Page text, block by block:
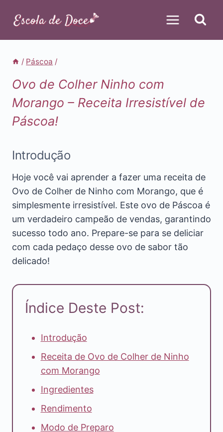
para
/ Páscoa /
Ovo de Colher Ninho com
Morango – Receita Irresistível de
Páscoa!
Introdução
Hoje você vai aprender a fazer uma receita de
Ovo de Colher de Ninho com Morango, que é
simplesmente irresistível. Este ovo de Páscoa é
um verdadeiro campeão de vendas, garantindo
sucesso todo ano. Prepare-se para se deliciar
com cada pedaço desse ovo de sabor tão
delicado!
Índice Deste Post:
Introdução
Receita de Ovo de Colher de Ninho
com Morango
Ingredientes
Rendimento
Modo de Preparo